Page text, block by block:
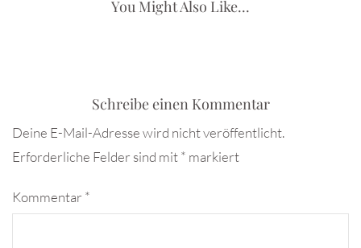
You Might Also Like...
Schreibe einen Kommentar
Deine E-Mail-Adresse wird nicht veröffentlicht.
Erforderliche Felder sind mit* markiert
Kommentar *